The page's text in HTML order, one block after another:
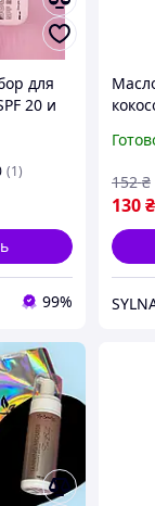
для
20 и
(1)
99%
130 ₴
152 ₴